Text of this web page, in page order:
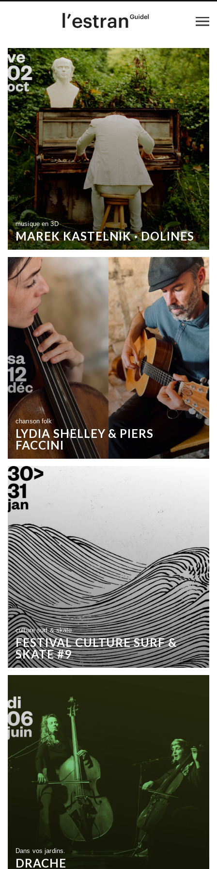
musique en 3D
MAREK KASTELNIK · DOLINES
chanson folk
LYDIA SHELLEY & PIERS
FACCINI
culture surf & skate
FESTIVAL CULTURE SURF &
SKATE #9
Dans vos jardins.
DRACHE